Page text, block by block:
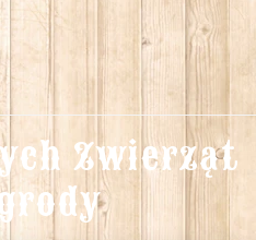
Zwierząt